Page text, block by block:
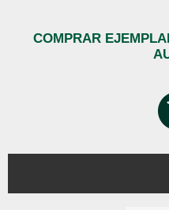
COMPRAR